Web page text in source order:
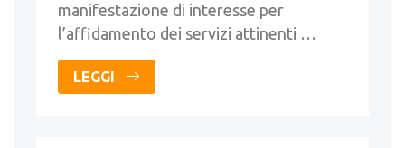
manifestazione di interesse per
l’affidamento dei servizi attinenti …
LEGGI